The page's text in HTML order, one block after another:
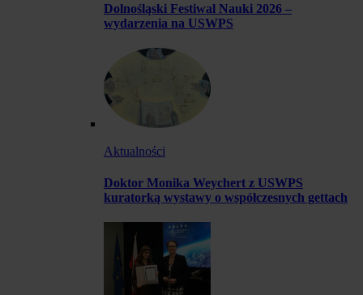
Dolnośląski Festiwal Nauki 2026 –
wydarzenia na USWPS
Aktualności
Doktor Monika Weychert z USWPS
kuratorką wystawy o współczesnych gettach